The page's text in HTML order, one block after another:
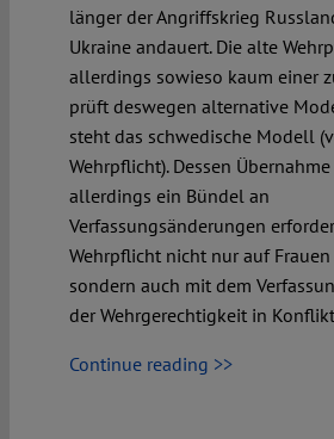
länger der Angriffskrieg
Ukraine andauert. Die alte
allerdings sowieso kaum einer
prüft deswegen alternative
steht das schwedische Modell
Wehrpflicht). Dessen
allerdings ein Bündel an
Verfassungsänderungen
Wehrpflicht nicht nur auf Frauen
sondern auch mit dem
der Wehrgerechtigkeit in
Continue reading >>